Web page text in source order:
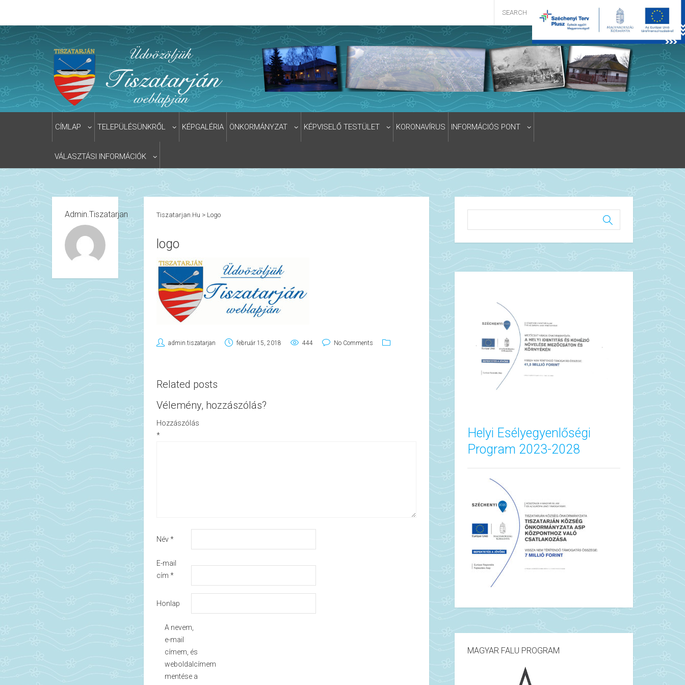
CÍMLAP TELEPÜLÉSÜNKRŐL KÉPGALÉRIA ÖNKORMÁNYZAT KÉPVISELŐ TESTÜLET KORONAVÍRUS INFORMÁCIÓS PONT
VÁLASZTÁSI INFORMÁCIÓK
Admin.tiszatarjan Tiszatarjan.hu > Logo
logo
admin.tiszatarjan február 15, 2018 444 No Comments
Related posts
Vélemény, hozzászólás?
Hozzászólás
*
Név*
E-mail
cím *
Honlap
A nevem,
e-mail
címem, és
weboldalcímem
mentése a
Helyi Esélyegyenlőségi
Program 2023-2028
MAGYAR FALU PROGRAM